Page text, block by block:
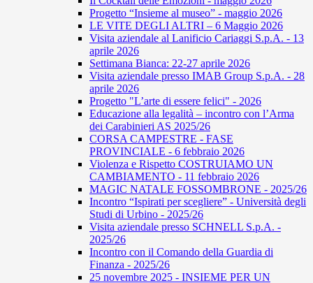
Progetto “Insieme al museo” - maggio 2026
LE VITE DEGLI ALTRI – 6 Maggio 2026
Visita aziendale al Lanificio Cariaggi S.p.A. - 13
aprile 2026
Settimana Bianca: 22-27 aprile 2026
Visita aziendale presso IMAB Group S.p.A. - 28
aprile 2026
Progetto "L’arte di essere felici" - 2026
Educazione alla legalità – incontro con l’Arma
dei Carabinieri AS 2025/26
CORSA CAMPESTRE - FASE
PROVINCIALE - 6 febbraio 2026
Violenza e Rispetto COSTRUIAMO UN
CAMBIAMENTO - 11 febbraio 2026
MAGIC NATALE FOSSOMBRONE - 2025/26
Incontro “Ispirati per scegliere” - Università degli
Studi di Urbino - 2025/26
Visita aziendale presso SCHNELL S.p.A. -
2025/26
Incontro con il Comando della Guardia di
Finanza - 2025/26
25 novembre 2025 - INSIEME PER UN